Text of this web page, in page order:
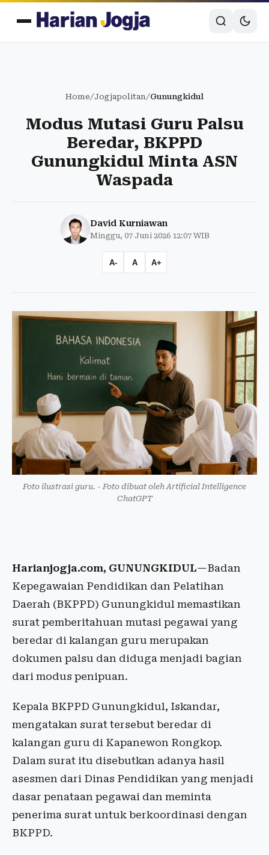
Home/Jogjapolitan/Gunungkidul
Modus Mutasi Guru Palsu
Beredar, BKPPD
Gunungkidul Minta ASN
Waspada
David Kurniawan
Minggu, 07 Juni 2026 12:07 WIB
A- A A+
Foto ilustrasi guru. - Foto dibuat oleh Artificial Intelligence
ChatGPT
Harianjogja.com, GUNUNGKIDUL—Badan
Kepegawaian Pendidikan dan Pelatihan
Daerah (BKPPD) Gunungkidul memastikan
surat pemberitahuan mutasi pegawai yang
beredar di kalangan guru merupakan
dokumen palsu dan diduga menjadi bagian
dari modus penipuan.
Kepala BKPPD Gunungkidul, Iskandar,
mengatakan surat tersebut beredar di
kalangan guru di Kapanewon Rongkop.
Dalam surat itu disebutkan adanya hasil
asesmen dari Dinas Pendidikan yang menjadi
dasar penataan pegawai dan meminta
penerima surat untuk berkoordinasi dengan
BKPPD.